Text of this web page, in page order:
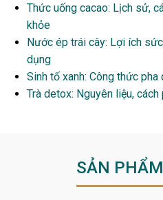
Thức uống cacao: Lịch sử,
khỏe
Nước ép trái cây: Lợi ích
dụng
Sinh tố xanh: Công thức
Trà detox: Nguyên liệu,
SẢN